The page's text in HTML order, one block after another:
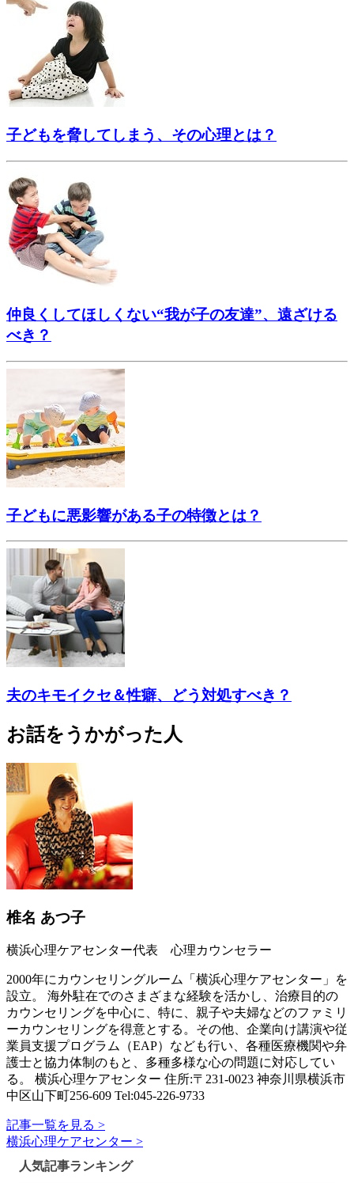
子どもを脅してしまう、その心理とは？
仲良くしてほしくない“我が子の友達”、遠ざける
べき？
子どもに悪影響がある子の特徴とは？
夫のキモイクセ＆性癖、どう対処すべき？
お話をうかがった人
椎名 あつ子
横浜心理ケアセンター代表 心理カウンセラー
2000年にカウンセリングルーム「横浜心理ケアセンター」を
設立。 海外駐在でのさまざまな経験を活かし、治療目的の
カウンセリングを中心に、特に、親子や夫婦などのファミリ
ーカウンセリングを得意とする。その他、企業向け講演や従
業員支援プログラム（EAP）なども行い、各種医療機関や弁
護士と協力体制のもと、多種多様な心の問題に対応してい
る。 横浜心理ケアセンター 住所:〒231-0023 神奈川県横浜市
中区山下町256-609 Tel:045-226-9733
記事一覧を見る >
横浜心理ケアセンター >
人気記事ランキング